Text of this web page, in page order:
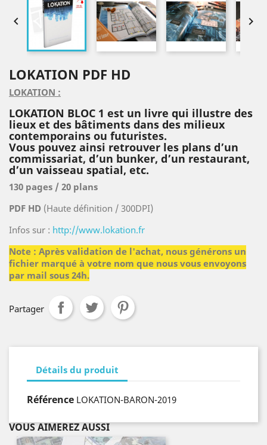
 
LOKATION PDF HD
LOKATION :
LOKATION BLOC 1 est un livre qui illustre des
lieux et des bâtiments dans des milieux
contemporains ou futuristes.
Vous pouvez ainsi retrouver les plans d’un
commissariat, d’un bunker, d’un restaurant,
d’un vaisseau spatial, etc.
130 pages / 20 plans
PDF HD (Haute définition / 300DPI)
Infos sur : http://www.lokation.fr
Note : Après validation de l'achat, nous générons un
fichier marqué à votre nom que nous vous envoyons
par mail sous 24h.
Partager
Détails du produit
Référence LOKATION-BARON-2019
VOUS AIMEREZ AUSSI